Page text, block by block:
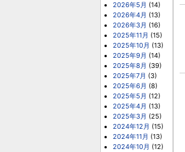
2026年5月 (14)
2026年4月 (13)
2026年3月 (16)
2025年11月 (15)
2025年10月 (13)
2025年9月 (14)
2025年8月 (39)
2025年7月 (3)
2025年6月 (8)
2025年5月 (12)
2025年4月 (13)
2025年3月 (25)
2024年12月 (15)
2024年11月 (13)
2024年10月 (12)